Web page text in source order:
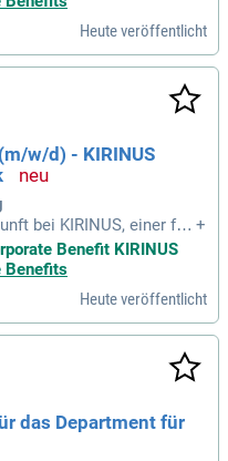
und fle
gemeinsam mit rund 900
in einem wertsc
Chance, Ihre Kreativität in
einzubringe
Sie mit uns innovative
Heute veröffentlicht
w/d) - KIRINUS
bei KIRINUS, einer fa
in dritter Generation. Wi
(m/w/d) in Tei
Therapien für Patienten
Profitieren Sie von flexibl
attraktiven Fortbildun
Sie ein wertschätze
darunter das Deu
Bewerben Sie sich jetzt
innovative Therapiea
+
Benefit KIRINUS
Benefits
Heute veröffentlicht
das Department für